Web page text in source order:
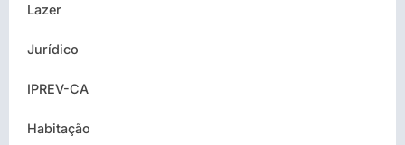
Lazer
Jurídico
IPREV-CA
Habitação